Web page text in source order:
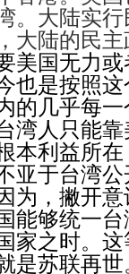
。大陆实
大陆的民
美国无力
也是按照
的几乎每
湾人只能
本利益所
亚于台湾
为，撇开
能够统一
家之时。
是苏联再